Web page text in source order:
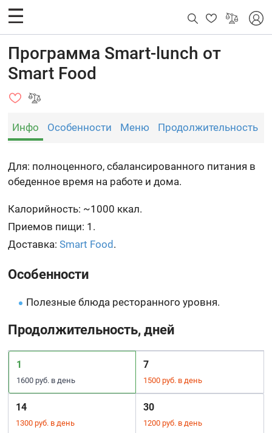
Программа Smart-lunch от
Smart Food
Инфо Особенности Меню Продолжительность
Для: полноценного, сбалансированного питания в
обеденное время на работе и дома.
Калорийность: ~1000 ккал.
Приемов пищи: 1.
Доставка:Smart Food .
Особенности
Полезные блюда ресторанного уровня.
Продолжительность, дней
1
1600 руб. в день
7
1500 руб. в день
14
1300 руб. в день
30
1200 руб. в день